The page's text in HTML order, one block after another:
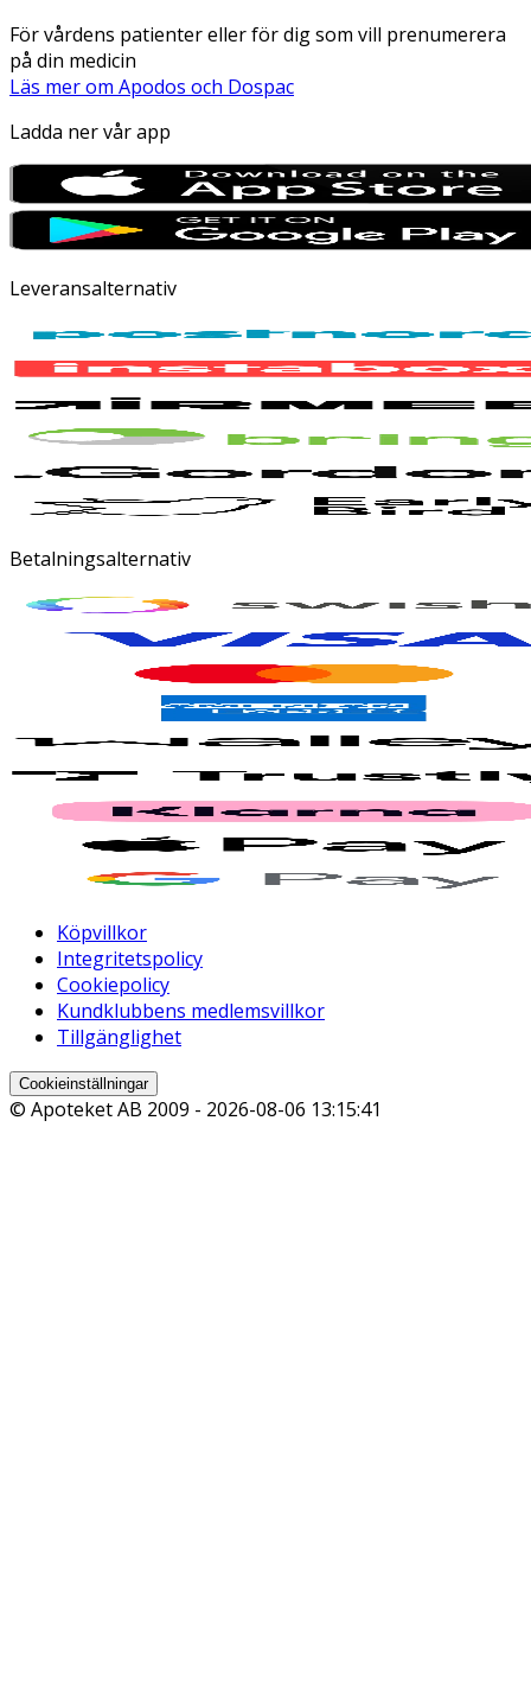
För vårdens patienter eller för dig som vill prenumerera
på din medicin
Läs mer om Apodos och Dospac
Ladda ner vår app
Leveransalternativ
Betalningsalternativ
Köpvillkor
Integritetspolicy
Cookiepolicy
Kundklubbens medlemsvillkor
Tillgänglighet
Cookieinställningar
© Apoteket AB 2009 - 2026-08-06 13:15:41